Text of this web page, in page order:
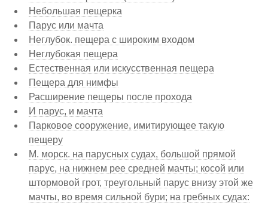
Небольшая пещерка
Парус или мачта
Неглубок. пещера с широким входом
Неглубокая пещера
Естественная или искусственная пещера
Пещера для нимфы
Расширение пещеры после прохода
И парус, и мачта
Парковое сооружение, имитирующее такую
пещеру
М. морск. на парусных судах, большой прямой
парус, на нижнем рее средней мачты; косой или
штормовой грот, треугольный парус внизу этой же
мачты, во время сильной бури; на гребных судах: